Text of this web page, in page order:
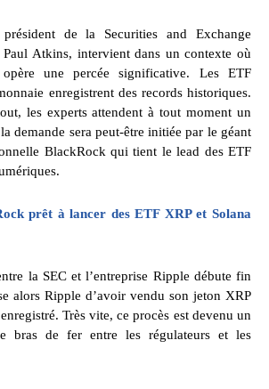
de la Securities and Exchange
Paul Atkins, intervient dans un contexte où
opère une percée significative. Les ETF
enregistrent des records historiques.
les experts attendent à tout moment un
demande sera peut-être initiée par le géant
BlackRock qui tient le lead des ETF
prêt à lancer des ETF XRP et Solana
la SEC et l’entreprise Ripple débute fin
alors Ripple d’avoir vendu son jeton XRP
Très vite, ce procès est devenu un
bras de fer entre les régulateurs et les